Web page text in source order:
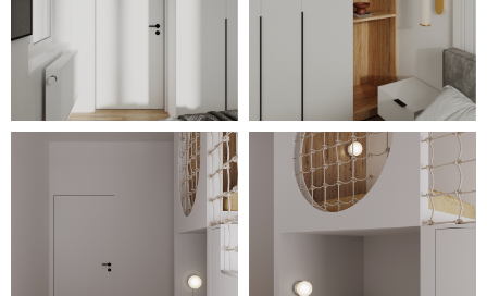
деревянными полочками.
Продуманная обстановка кухни-
гостиной, наполненная светом
и функциональностью,
обеспечивает удобство.
Декоративные элементы,
разнообразие осветительных
приборов, стильные чёрные